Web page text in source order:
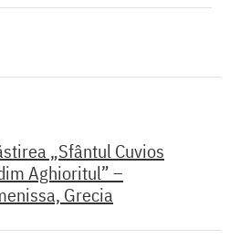
„Sfântul Cuvios
Aghioritul” –
Grecia